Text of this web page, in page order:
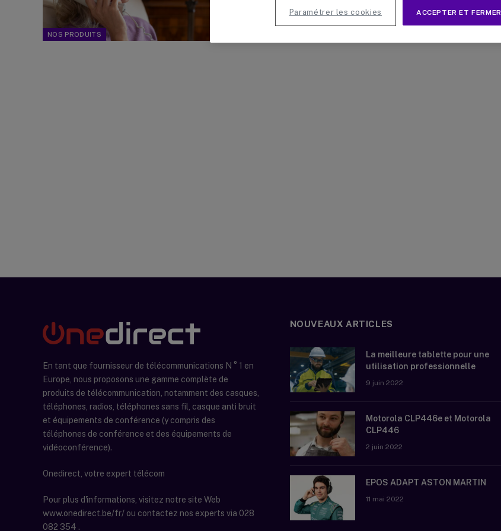
NOS PRODUITS
faciles d’utilisation. Dans…
En tant que fournisseur de télécommunications N ° 1 en
Europe, nous proposons une gamme complète de
produits de télécommunication, notamment des casques,
téléphones, radios, téléphones sans fil, casque anti bruit
et équipements de conférence (y compris des
téléphones de conférence et des équipements de
vidéoconférence).
Onedirect, votre expert télécom
Pour plus d'informations, visitez notre site Web
www.onedirect.be/fr/ ou contactez nos experts via 028
082 354 .
NOUVEAUX ARTICLES
La meilleure tablette pour une
utilisation professionnelle
9 juin 2022
Motorola CLP446e et Motorola
CLP446
2 juin 2022
EPOS ADAPT ASTON MARTIN
11 mai 2022
ACCEPTER ET FERMER
Paramétrer les cookies